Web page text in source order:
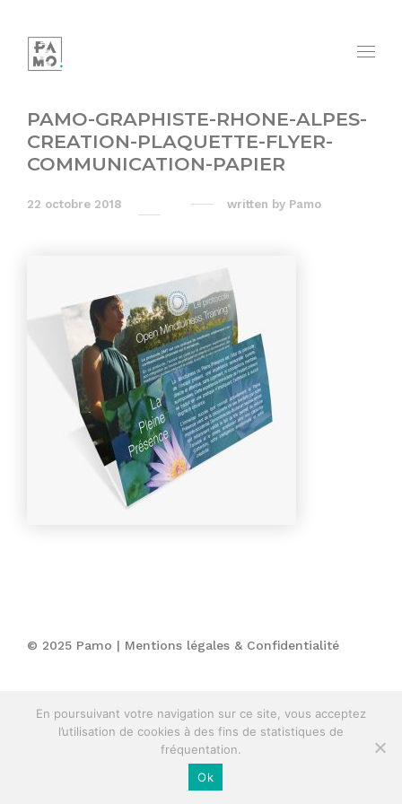
PAMO-GRAPHISTE-RHONE-ALPES-
CREATION-PLAQUETTE-FLYER-
COMMUNICATION-PAPIER
22 octobre 2018 written by Pamo
© 2025 Pamo | Mentions légales & Confidentialité
En poursuivant votre navigation sur ce site, vous acceptez
l’utilisation de cookies à des fins de statistiques de
fréquentation.
Ok